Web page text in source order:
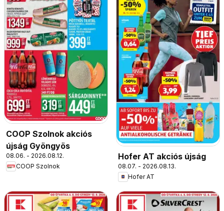
COOP Szolnok akciós
újság Gyöngyös
08.06. - 2026.08.12.
COOP Szolnok
Hofer AT akciós újság
08.07. - 2026.08.13.
Hofer AT